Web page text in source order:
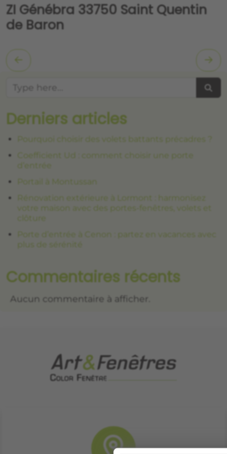
ZI Génébra 33750 Saint Quentin
de Baron
Derniers articles
Pourquoi choisir des volets battants précadres ?
Coefficient Ud : comment choisir une porte
d’entrée
Portail à Montussan
Rénovation extérieure à Lormont : harmonisez
votre maison avec des portes-fenêtres, volets et
clôture
Porte d’entrée à Cenon : partez en vacances avec
plus de sérénité
Commentaires récents
Aucun commentaire à afficher.